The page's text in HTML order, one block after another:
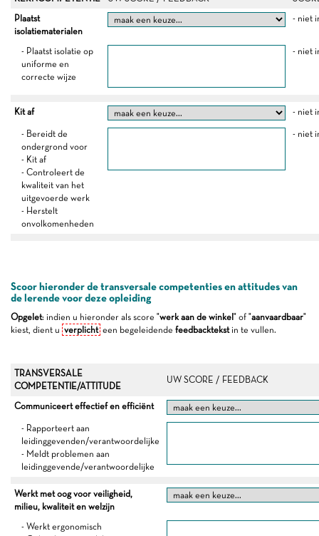
Plaatst
isolatiematerialen
- niet
- Plaatst isolatie op
uniforme en
correcte wijze
- niet
Kit af - niet
- Bereidt de
ondergrond voor
- Kit af
- Controleert de
kwaliteit van het
uitgevoerde werk
- Herstelt
onvolkomenheden
- niet
Scoor hieronder de transversale competenties en attitudes van
de lerende voor deze opleiding
Opgelet: indien u hieronder als score "werk aan de winkel " of "aanvaardbaar"
kiest, dient u verplicht een begeleidende feedbacktekstin te vullen.
TRANSVERSALE
COMPETENTIE/ATTITUDE
UW SCORE / FEEDBACK
Communiceert effectief en efficiënt
- Rapporteert aan
leidinggevenden/verantwoordelijke
- Meldt problemen aan
leidinggevende/verantwoordelijke
Werkt met oog voor veiligheid,
milieu, kwaliteit en welzijn
- Werkt ergonomisch